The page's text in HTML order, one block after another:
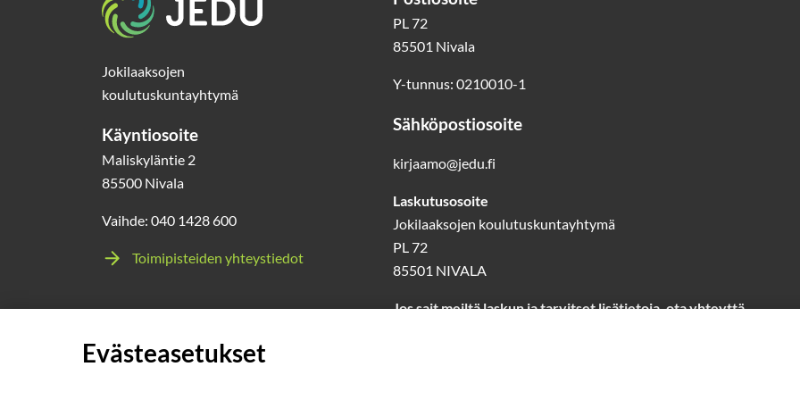
Jokilaaksojen
koulutuskuntayhtymä
Käyntiosoite
Maliskyläntie 2
85500 Nivala
Vaihde: 040 1428 600
Toimipisteiden yhteystiedot
PL 72
85501 Nivala
Y-tunnus: 0210010-1
Sähköpostiosoite
kirjaamo@jedu.fi
Laskutusosoite
Jokilaaksojen koulutuskuntayhtymä
PL 72
85501 NIVALA
Jos sait meiltä laskun ja tarvitset lisätietoja, ota yhteyttä
Evästeasetukset